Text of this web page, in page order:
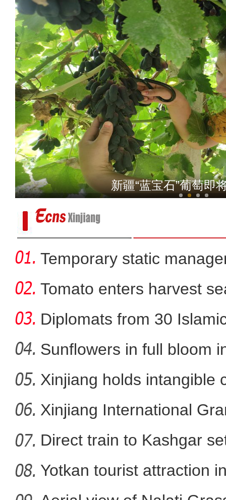
俯瞰新疆玛纳斯河：两
阿勒泰两河源：夏天是牧民
新疆“蓝宝石”葡萄即
Temporary static
parts
Tomato enters harvest
Diplomats from 30
Sunflowers in full bloom
Xinjiang holds intangible
Xinjiang International
Direct train to Kashgar
Yotkan tourist attraction